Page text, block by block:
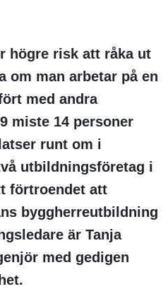
högre risk att råka ut
om man arbetar på en
med andra
miste 14 personer
runt om i
utbildningsföretag i
förtroendet att
byggherreutbildning
är Tanja
med gedigen